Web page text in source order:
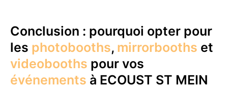
Conclusion : pourquoi opter pour
les photobooths, mirrorbooths et
videobooths pour vos
événements à ECOUST ST MEIN